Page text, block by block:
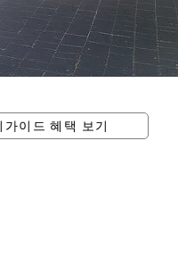
가이드 혜택 보기